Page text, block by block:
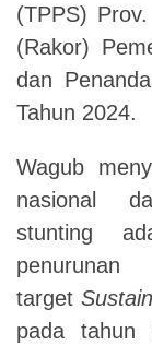
(TPPS)
(Rakor)
dan
Tahun 2024.
Wagub
nasional
stunting
target
pada tahun